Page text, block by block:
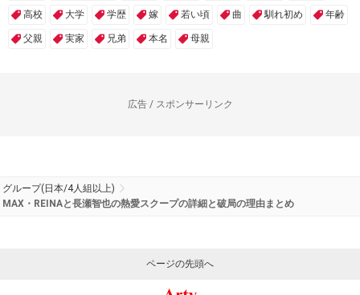
高校 大学 学歴 嫁 若い頃 曲 馴れ初め 年齢
父親 実家 兄弟 本名 母親
広告 / スポンサーリンク
グループ(日本/4人組以上)
MAX・REINAと長瀬智也の熱愛スクープの詳細と破局の理由まとめ
ページの先頭へ